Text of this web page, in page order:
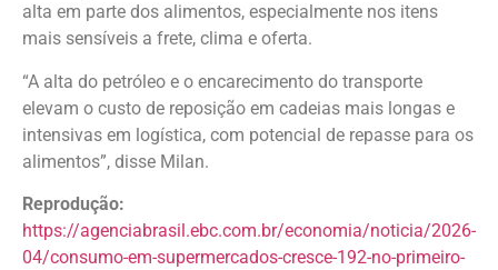
alta em parte dos alimentos, especialmente nos itens
mais sensíveis a frete, clima e oferta.
“A alta do petróleo e o encarecimento do transporte
elevam o custo de reposição em cadeias mais longas e
intensivas em logística, com potencial de repasse para os
alimentos”, disse Milan.
Reprodução:
https://agenciabrasil.ebc.com.br/economia/noticia/2026-
04/consumo-em-supermercados-cresce-192-no-primeiro-